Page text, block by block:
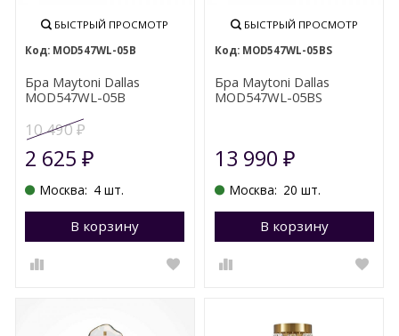
БЫСТРЫЙ ПРОСМОТР
MOD547WL-05B
Бра Maytoni Dallas
MOD547WL-05B
10 490₽
2 625₽
Москва: 4 шт.
В корзину Перейти в корзину
БЫСТРЫЙ ПРОСМОТР
MOD547WL-05BS
Бра Maytoni Dallas
MOD547WL-05BS
13 990 ₽
Москва: 20 шт.
В корзину